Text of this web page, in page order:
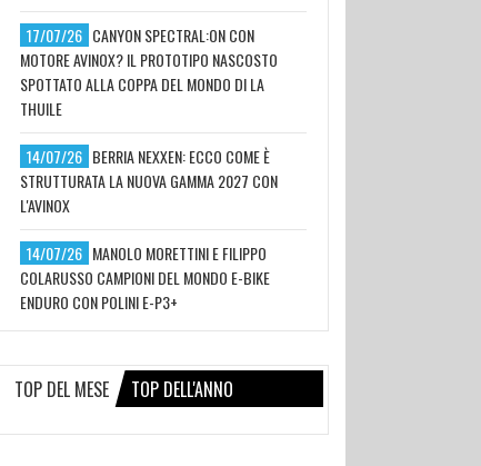
17/07/26 CANYON SPECTRAL:ON CON
MOTORE AVINOX? IL PROTOTIPO NASCOSTO
SPOTTATO ALLA COPPA DEL MONDO DI LA
THUILE
14/07/26 BERRIA NEXXEN: ECCO COME È
STRUTTURATA LA NUOVA GAMMA 2027 CON
L'AVINOX
14/07/26 MANOLO MORETTINI E FILIPPO
COLARUSSO CAMPIONI DEL MONDO E-BIKE
ENDURO CON POLINI E-P3+
TOP DEL MESE TOP DELL'ANNO